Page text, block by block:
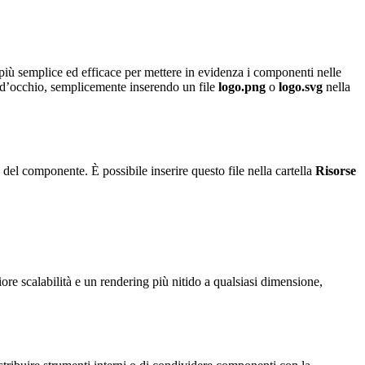
semplice ed efficace per mettere in evidenza i componenti nelle
semplicemente inserendo un file logo.png o logo.svg nella
componente. È possibile inserire questo file nella cartella Risorse
scalabilità e un rendering più nitido a qualsiasi dimensione,